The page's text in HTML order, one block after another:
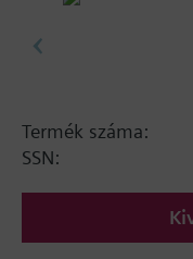
Termék száma:
SSN: